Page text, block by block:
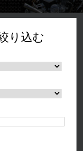
り込む